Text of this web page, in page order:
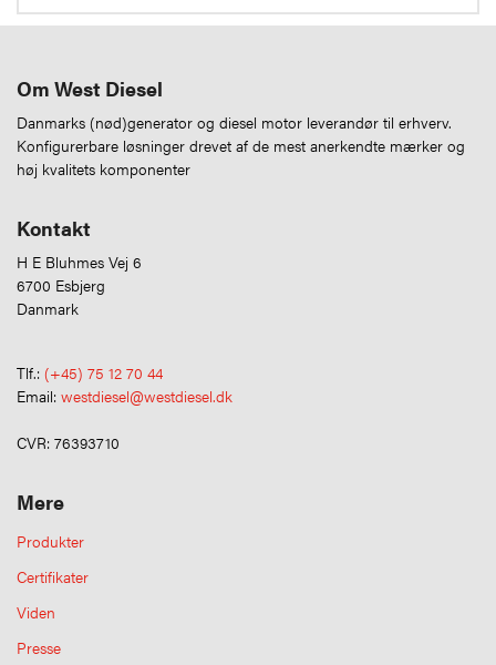
Om West Diesel
Danmarks (nød)generator og diesel motor leverandør til erhverv.
Konfigurerbare løsninger drevet af de mest anerkendte mærker og
høj kvalitets komponenter
Kontakt
H E Bluhmes Vej 6
6700 Esbjerg
Danmark
Tlf.: (+45) 75 12 70 44
Email: westdiesel@westdiesel.dk
CVR: 76393710
Mere
Produkter
Certifikater
Viden
Presse